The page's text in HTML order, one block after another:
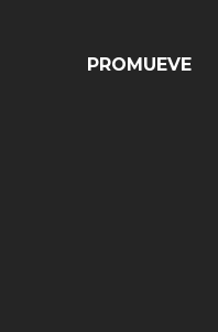
PROMUEVE